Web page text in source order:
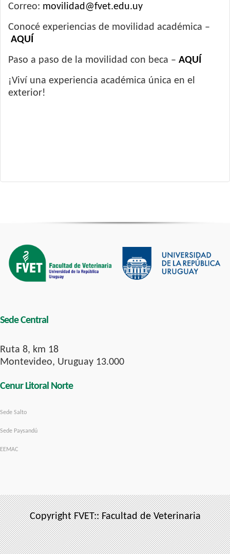
Correo: movilidad@fvet.edu.uy
Conocé experiencias de movilidad académica –
AQUÍ
Paso a paso de la movilidad con beca – AQUÍ
¡Viví una experiencia académica única en el
exterior!
Sede Central
Ruta 8, km 18
Montevideo, Uruguay 13.000
Cenur Litoral Norte
Sede Salto
Sede Paysandú
EEMAC
Copyright FVET:: Facultad de Veterinaria